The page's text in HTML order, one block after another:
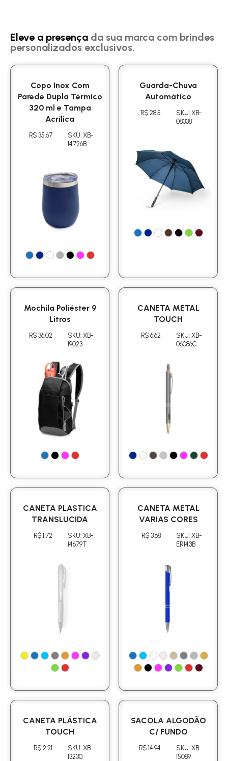
Eleve a presença da sua marca com brindes
personalizados exclusivos.
Copo Inox Com
Parede Dupla Térmico
320 ml e Tampa
Acrílica
R$ 35.67
SKU: XB-
14726B
Guarda-Chuva
Automático
R$ 28.5
SKU: XB-
08338
Mochila Poliéster 9
Litros
R$ 36.02
SKU: XB-
19023
CANETA METAL
TOUCH
R$ 6.62
SKU: XB-
06086C
CANETA PLASTICA
TRANSLUCIDA
R$ 1.72
SKU: XB-
14679T
CANETA METAL
VARIAS CORES
R$ 3.68
SKU: XB-
ER143B
CANETA PLÁSTICA
TOUCH
R$ 2.21
SKU: XB-
13230
SACOLA ALGODÃO
C/ FUNDO
R$ 14.94
SKU: XB-
15089